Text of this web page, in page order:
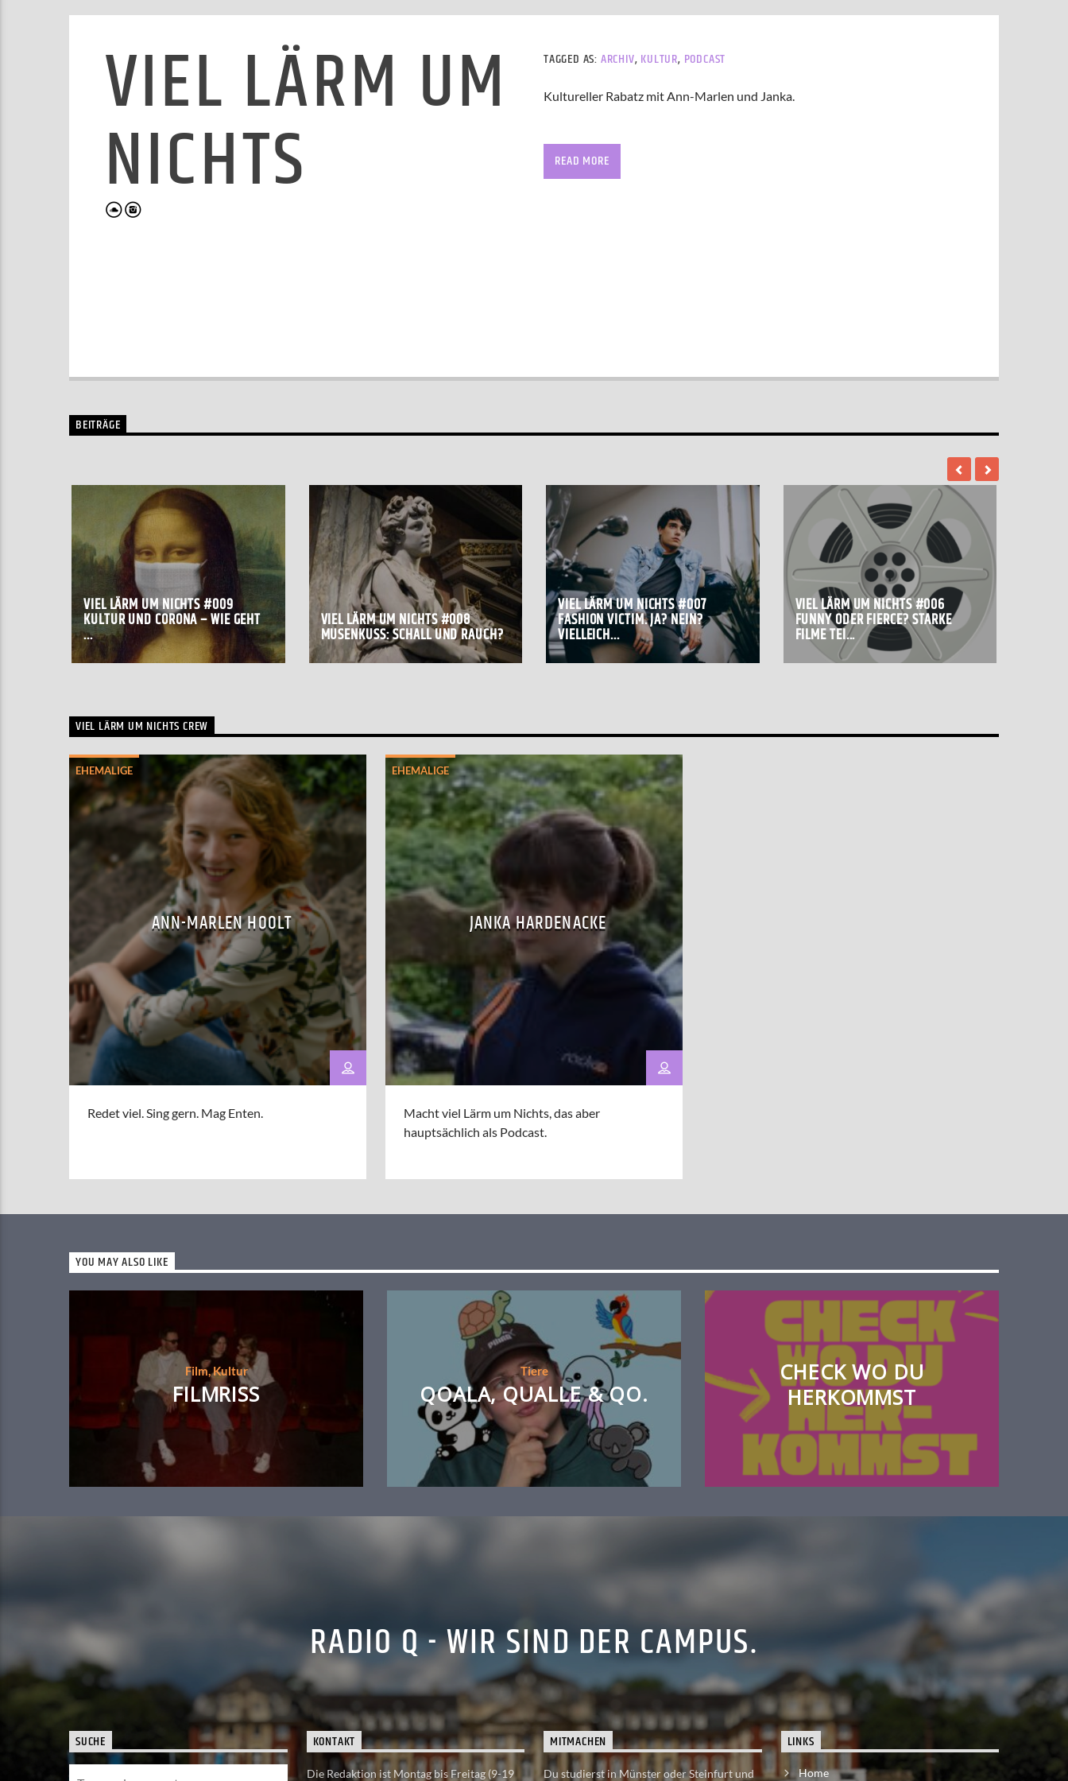
VIEL LÄRM UM
NICHTS
TAGGED AS: ARCHIV, KULTUR, PODCAST
Kultureller Rabatz mit Ann-Marlen und Janka.
Nichts tauschen sich Ann-Marlen und Janka regelmäßig über die Welt der
Kultur aus. Der Podcast für Kulturliebhaber und alle die es werden wollen.
READ MORE
BEITRÄGE
VIEL LÄRM UM NICHTS #009
KULTUR UND CORONA – WIE GEHT
...
VIEL LÄRM UM NICHTS #008
MUSENKUSS: SCHALL UND RAUCH?
VIEL LÄRM UM NICHTS #007
FASHION VICTIM. JA? NEIN?
VIELLEICH...
VIEL LÄRM UM NICHTS #006
FUNNY ODER FIERCE? STARKE
FILME TEI...
VIEL LÄRM UM NICHTS CREW
EHEMALIGE
ANN-MARLEN HOOLT
Redet viel. Sing gern. Mag Enten.
EHEMALIGE
JANKA HARDENACKE
Macht viel Lärm um Nichts, das aber
hauptsächlich als Podcast.
YOU MAY ALSO LIKE
Film,Kultur
FILMRISS
Tiere
QOALA, QUALLE & QO.
CHECK WO DU
HERKOMMST
RADIO Q - WIR SIND DER CAMPUS.
SUCHE KONTAKT
Die Redaktion ist Montag bis Freitag (9-19
MITMACHEN
Du studierst in Münster oder Steinfurt und
LINKS
Home